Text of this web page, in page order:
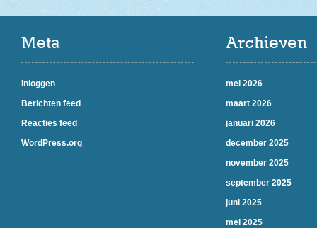
Meta
Inloggen
Berichten feed
Reacties feed
WordPress.org
Archieven
mei 2026
maart 2026
januari 2026
december 2025
november 2025
september 2025
juni 2025
mei 2025